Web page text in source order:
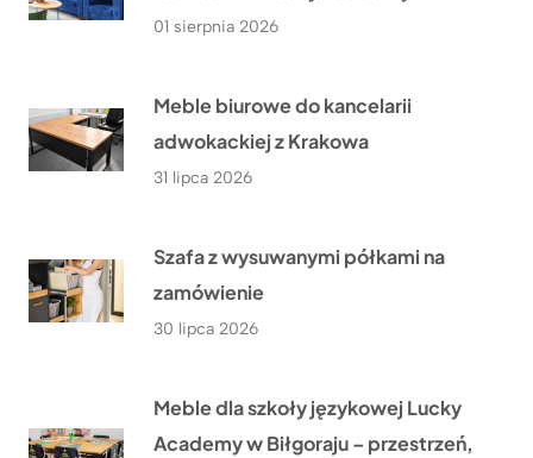
01 sierpnia 2026
Meble biurowe do kancelarii
adwokackiej z Krakowa
31 lipca 2026
Szafa z wysuwanymi półkami na
zamówienie
30 lipca 2026
Meble dla szkoły językowej Lucky
Academy w Biłgoraju – przestrzeń,